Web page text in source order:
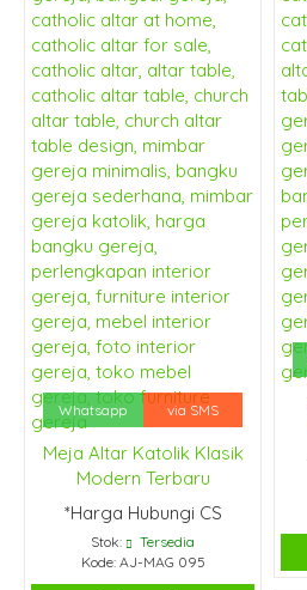
Whatsapp via SMS
Meja Altar Katolik Klasik
Modern Terbaru
*Harga Hubungi CS
Stok:
Tersedia
Kode: AJ-MAG 095